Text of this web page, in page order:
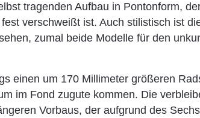
tragenden Aufbau in Pontonform,
verschweißt ist. Auch stilistisch ist
zumal beide Modelle für den
einen um 170 Millimeter größeren
im Fond zugute kommen. Die
Vorbaus, der aufgrund des